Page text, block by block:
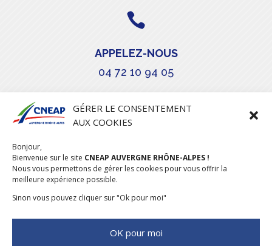
GÉRER LE CONSENTEMENT
AUX COOKIES
Bonjour,
Bienvenue sur le site CNEAP AUVERGNE RHÔNE-ALPES !
Nous vous permettons de gérer les cookies pour vous offrir la
meilleure expérience possible.
Sinon vous pouvez cliquer sur "Ok pour moi"
OK pour moi

APPELEZ-NOUS
04 72 10 94 05

stephanie.maillot@cneap.fr